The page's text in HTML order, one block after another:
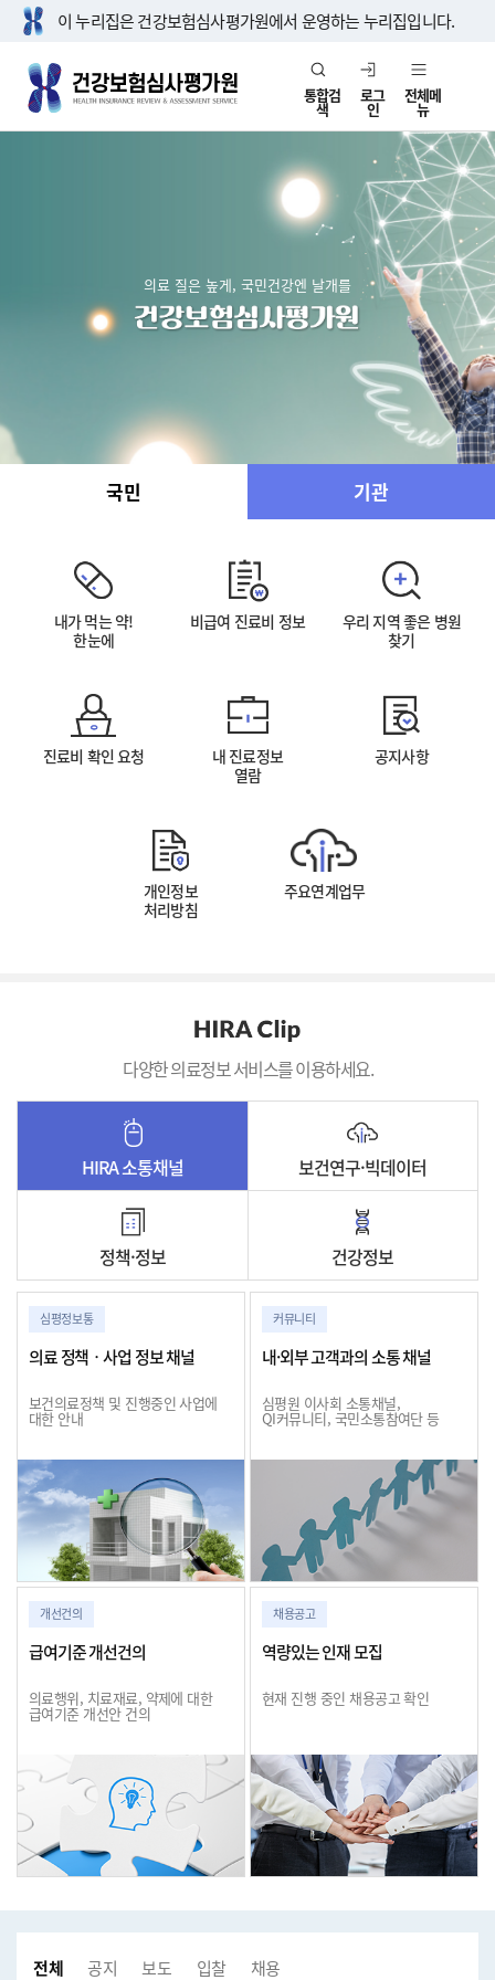
이 누리집은 건강보험심사평가원에서 운영하는 누리집입니다.
통합검
색
로그
인
전체메
뉴
의료 질은 높게, 국민건강엔 날개를
국민 기관
내가 먹는 약!
한눈에
비급여 진료비 정보
우리 지역 좋은 병원
찾기
진료비 확인 요청
내 진료정보
열람
공지사항
개인정보
처리방침
주요연계업무
다양한 의료정보 서비스를 이용하세요.
HIRA 소통채널 보건연구·빅데이터
정책·정보 건강정보
심평정보통
의료 정책ㆍ사업 정보 채널
보건의료정책 및 진행중인 사업에
대한 안내
커뮤니티
내·외부 고객과의 소통 채널
심평원 이사회 소통채널,
QI커뮤니티, 국민소통참여단 등
개선건의
급여기준 개선건의
의료행위, 치료재료, 약제에 대한
급여기준 개선안 건의
채용공고
역량있는 인재 모집
현재 진행 중인 채용공고 확인
전체 공지사항보도자료입찰공고채용공고